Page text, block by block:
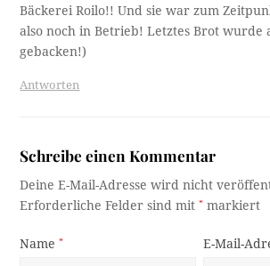
Bäckerei Roilo!! Und sie war zum
also noch in Betrieb! Letztes Brot wurde
gebacken!)
Antworten
Schreibe einen Kommentar
Deine E-Mail-Adresse wird nicht
Erforderliche Felder sind mit* markiert
Name* E-Mail-